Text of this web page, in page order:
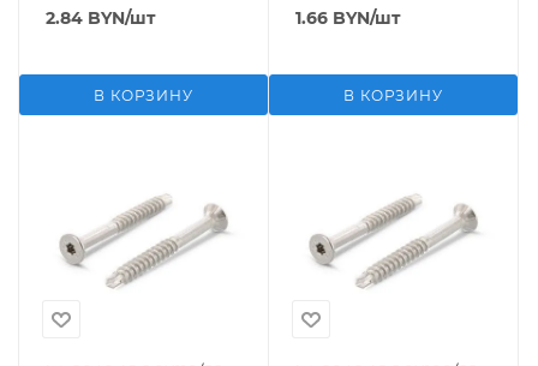
2.84 BYN/шт
В КОРЗИНУ
1.66 BYN/шт
В КОРЗИНУ